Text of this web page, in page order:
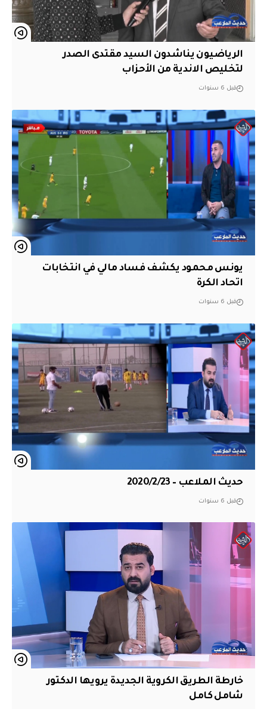
الرياضيون يناشدون السيد مقتدى الصدر
لتخليص الاندية من الأحزاب
قبل 6 سنوات
يونس محمود يكشف فساد مالي في انتخابات
اتحاد الكرة
قبل 6 سنوات
حديث الملاعب – 2020/2/23
قبل 6 سنوات
خارطة الطريق الكروية الجديدة يرويها الدكتور
شامل كامل